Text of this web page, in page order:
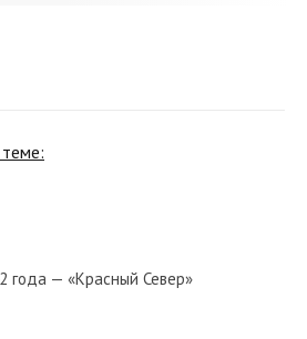
года — «Красный Север»